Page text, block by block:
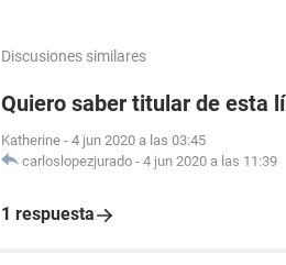
Discusiones similares
Quiero saber titular de esta
Katherine - 4 jun 2020 a las 03:45
carloslopezjurado - 4 jun 2020 a las 11:39
1 respuesta